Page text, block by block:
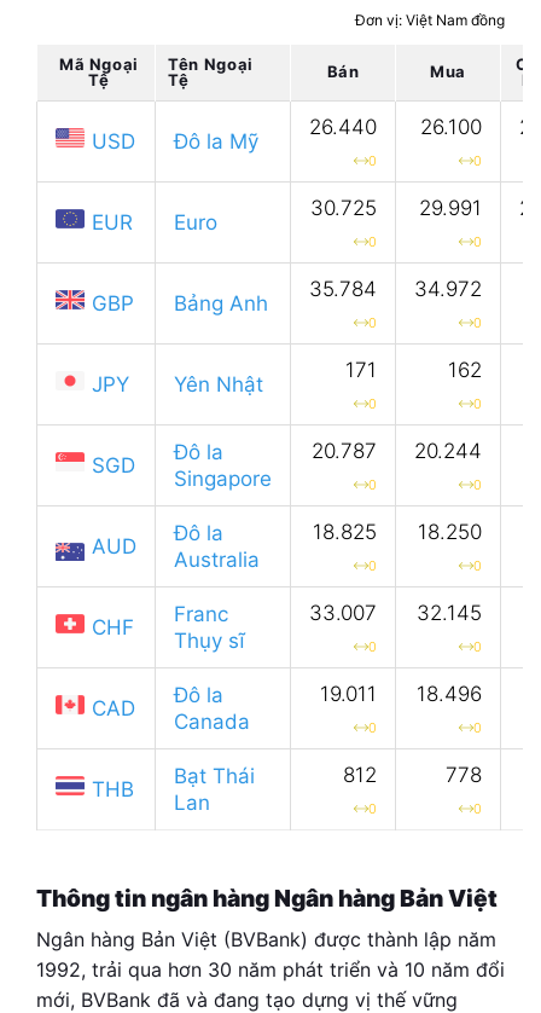
Đơn vị: Việt Nam đồng
Mã Ngoại
Tệ
Tên Ngoại
Tệ
Bán Mua
USD Đô la Mỹ
26.440
0
26.100
0
EUR Euro
30.725
0
29.991
0
GBP Bảng Anh
35.784
0
34.972
0
JPY Yên Nhật
171
0
162
0
SGD
Đô la
Singapore
20.787
0
20.244
0
AUD
Đô la
Australia
18.825
0
18.250
0
CHF
Franc
Thụy sĩ
33.007
0
32.145
0
CAD
Đô la
Canada
19.011
0
18.496
0
THB
Bạt Thái
Lan
812
0
778
0
Thông tin ngân hàng Ngân hàng Bản Việt
Ngân hàng Bản Việt (BVBank) được thành lập năm
1992, trải qua hơn 30 năm phát triển và 10 năm đổi
mới, BVBank đã và đang tạo dựng vị thế vững